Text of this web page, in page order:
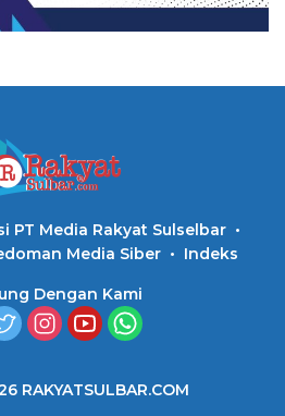
PT Media Rakyat Sulselbar
Media Siber Indeks
Dengan Kami
RAKYATSULBAR.COM